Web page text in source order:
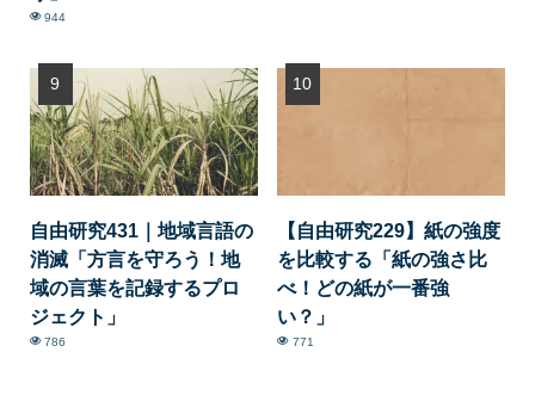
944
自由研究431｜地域言語の
消滅「方言を守ろう！地
域の言葉を記録するプロ
ジェクト」
786
【自由研究229】紙の強度
を比較する「紙の強さ比
べ！どの紙が一番強
い？」
771